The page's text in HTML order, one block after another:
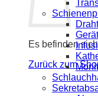
Es befinden
Zurück zum